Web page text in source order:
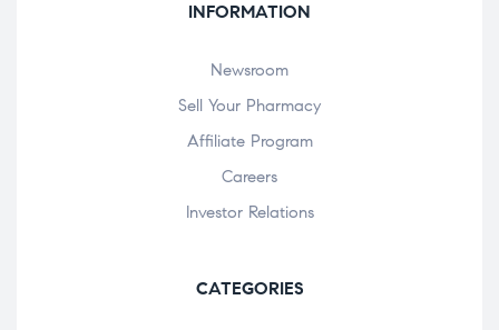
INFORMATION
Newsroom
Sell Your Pharmacy
Affiliate Program
Careers
Investor Relations
CATEGORIES